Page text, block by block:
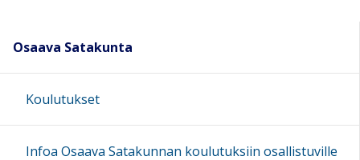
Osaava Satakunta
Koulutukset
Infoa Osaava Satakunnan koulutuksiin osallistuville